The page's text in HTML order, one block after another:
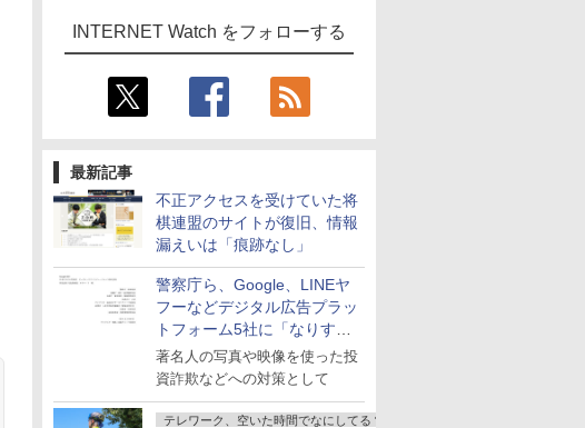
INTERNET Watch をフォローする
最新記事
不正アクセスを受けていた将
棋連盟のサイトが復旧、情報
漏えいは「痕跡なし」
警察庁ら、Google、LINEヤ
フーなどデジタル広告プラッ
トフォーム5社に「なりすま
し詐欺広告」対策強化を要請
著名人の写真や映像を使った投
資詐欺などへの対策として
テレワーク、空いた時間でなにしてる？